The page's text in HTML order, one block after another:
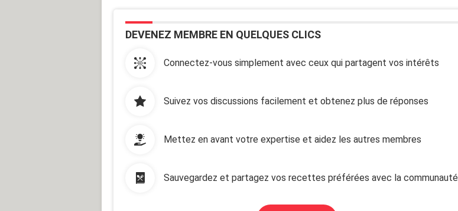
DEVENEZ MEMBRE EN QUELQUES CLICS
Connectez-vous simplement avec ceux qui partagent vos intérêts
Suivez vos discussions facilement et obtenez plus de réponses
Mettez en avant votre expertise et aidez les autres membres
Sauvegardez et partagez vos recettes préférées avec la communauté